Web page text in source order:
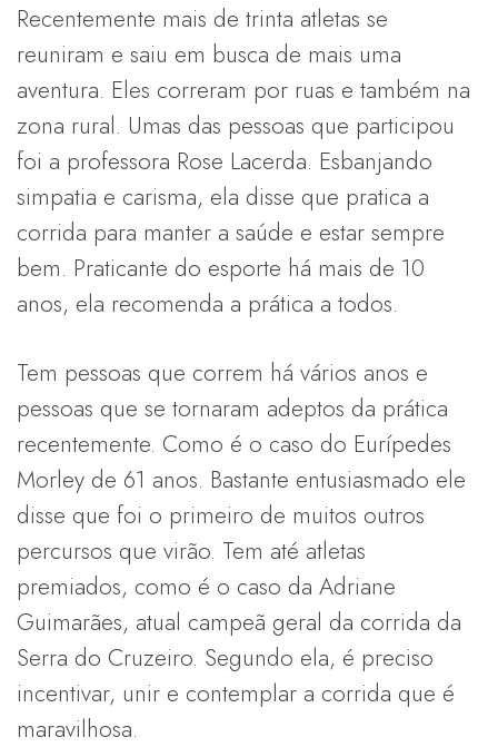
Recentemente mais de trinta atletas se
reuniram e saiu em busca de mais uma
aventura. Eles correram por ruas e também na
zona rural. Umas das pessoas que participou
foi a professora Rose Lacerda. Esbanjando
simpatia e carisma, ela disse que pratica a
corrida para manter a saúde e estar sempre
bem. Praticante do esporte há mais de 10
anos, ela recomenda a prática a todos.
Tem pessoas que correm há vários anos e
pessoas que se tornaram adeptos da prática
recentemente. Como é o caso do Eurípedes
Morley de 61 anos. Bastante entusiasmado ele
disse que foi o primeiro de muitos outros
percursos que virão. Tem até atletas
premiados, como é o caso da Adriane
Guimarães, atual campeã geral da corrida da
Serra do Cruzeiro. Segundo ela, é preciso
incentivar, unir e contemplar a corrida que é
maravilhosa.